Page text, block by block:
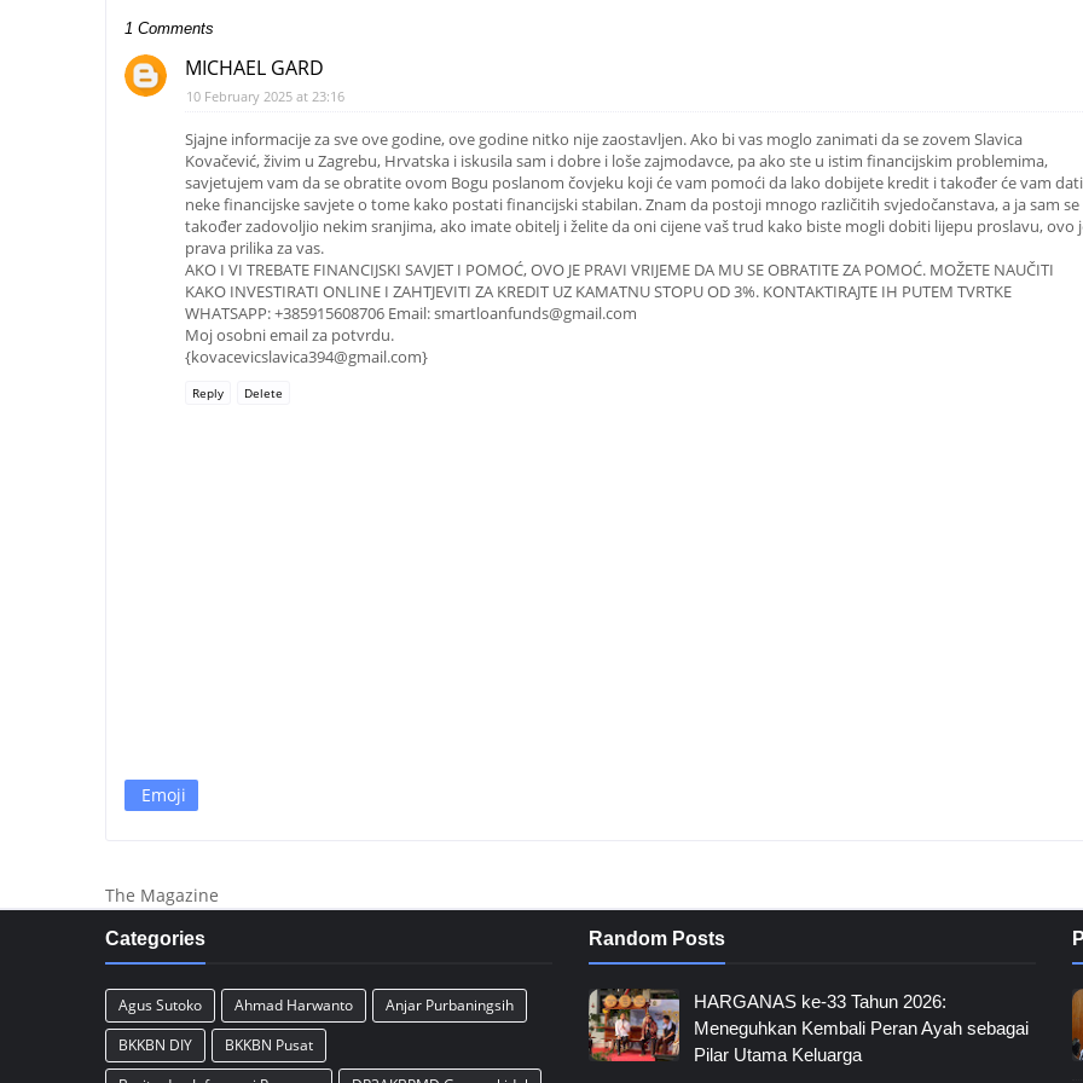
1 Comments
MICHAEL GARD
10 February 2025 at 23:16
Sjajne informacije za sve ove godine, ove godine nitko nije zaostavljen. Ako bi vas moglo zanimati da se zovem Slavica
Kovačević, živim u Zagrebu, Hrvatska i iskusila sam i dobre i loše zajmodavce, pa ako ste u istim financijskim problemima,
savjetujem vam da se obratite ovom Bogu poslanom čovjeku koji će vam pomoći da lako dobijete kredit i također će vam dati
neke financijske savjete o tome kako postati financijski stabilan. Znam da postoji mnogo različitih svjedočanstava, a ja sam se
također zadovoljio nekim sranjima, ako imate obitelj i želite da oni cijene vaš trud kako biste mogli dobiti lijepu proslavu, ovo
prava prilika za vas.
AKO I VI TREBATE FINANCIJSKI SAVJET I POMOĆ, OVO JE PRAVI VRIJEME DA MU SE OBRATITE ZA POMOĆ. MOŽETE NAUČITI
KAKO INVESTIRATI ONLINE I ZAHTJEVITI ZA KREDIT UZ KAMATNU STOPU OD 3%. KONTAKTIRAJTE IH PUTEM TVRTKE
WHATSAPP: +385915608706 Email: smartloanfunds@gmail.com
Moj osobni email za potvrdu.
{kovacevicslavica394@gmail.com}
Reply Delete
Emoji
The Magazine
Categories
Agus Sutoko Ahmad Harwanto
Anjar Purbaningsih
BKKBN DIY
BKKBN Pusat
Random Posts
HARGANAS ke-33 Tahun 2026:
Meneguhkan Kembali Peran Ayah sebagai
Pilar Utama Keluarga